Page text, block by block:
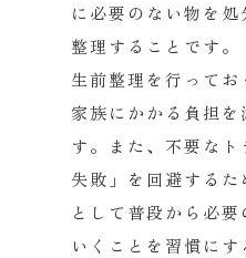
に必要のない物を処
整理することです。
生前整理を行ってお
家族にかかる負担を
す。また、 不要なト
失敗」 を回避する
として普段から必
いくことを習慣にす